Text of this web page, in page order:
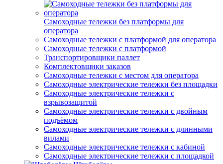
Самоходные тележки без платформы для
оператора
Самоходные тележки с платформой для оператора
Самоходные тележки с платформой
Транспортировщики паллет
Комплектовщики заказов
Самоходные тележки с местом для оператора
Самоходные электрические тележки без площадки
Самоходные электрические тележки с
взрывозащитой
Самоходные электрические тележки с двойным
подъёмом
Самоходные электрические тележки с длинными
вилами
Самоходные электрические тележки с кабиной
Самоходные электрические тележки с площадкой